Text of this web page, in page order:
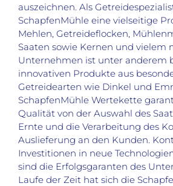
auszeichnen. Als
SchapfenMühle eine vielseitige
Mehlen, Getreideflocken,
Saaten sowie Kernen und vielem
Unternehmen ist unter anderem
innovativen Produkte aus
Getreidearten wie Dinkel und
SchapfenMühle Wertekette
Qualität von der Auswahl des
Ernte und die Verarbeitung des
Auslieferung an den Kunden.
Investitionen in neue
sind die Erfolgsgaranten des
Laufe der Zeit hat sich die